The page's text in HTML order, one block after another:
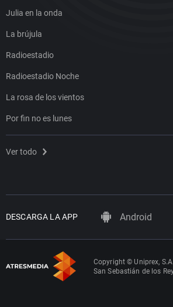
Julia en la onda
La brújula
Radioestadio
Radioestadio Noche
La rosa de los vientos
Por fin no es lunes
Ver todo
DESCARGA LA APP Android
Copyright © Uniprex,
San Sebastián de los